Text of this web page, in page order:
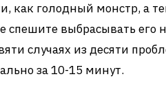
как голодный монстр, а
спешите выбрасывать
случаях из десяти
за 10-15 минут.